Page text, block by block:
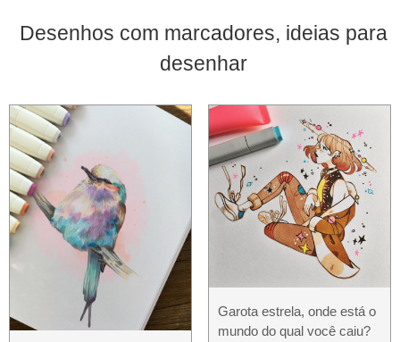
Desenhos com marcadores, ideias para
desenhar
Garota estrela, onde está o
mundo do qual você caiu?